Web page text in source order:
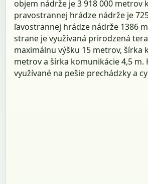
objem nádrže je 3 918 000 metrov
pravostrannej hrádze nádrže je
ľavostrannej hrádze nádrže 1386
strane je využívaná prirodzená
maximálnu výšku 15 metrov, šírka
metrov a šírka komunikácie 4,5 m.
využívané na pešie prechádzky a